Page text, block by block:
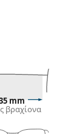
απόλυτα με
καφέ,
είναι
mm
βραχίονα